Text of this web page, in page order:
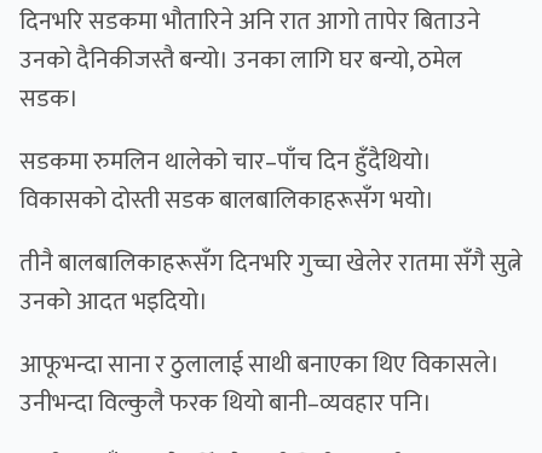
दिनभरि सडकमा भौतारिने अनि रात आगो तापेर बिताउने
उनको दैनिकीजस्तै बन्यो। उनका लागि घर बन्यो, ठमेल
सडक।
सडकमा रुमलिन थालेको चार–पाँच दिन हुँदैथियो।
विकासको दोस्ती सडक बालबालिकाहरूसँग भयो।
तीनै बालबालिकाहरूसँग दिनभरि गुच्चा खेलेर रातमा सँगै सुत्ने
उनको आदत भइदियो।
आफूभन्दा साना र ठुलालाई साथी बनाएका थिए विकासले।
उनीभन्दा विल्कुलै फरक थियो बानी–व्यवहार पनि।